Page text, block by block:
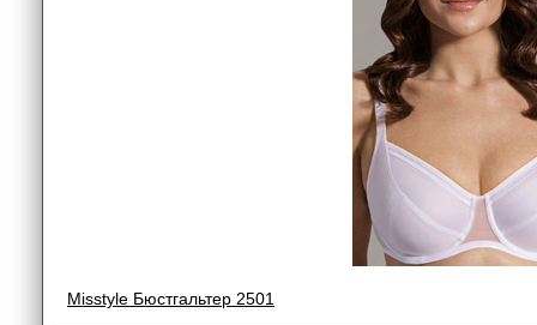
Misstyle Бюстгальтер 2501